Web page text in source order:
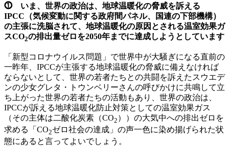
⓵ いま、世界の政治は、地球温暖化の脅威を訴える
IPCC（気候変動に関する政府間パネル、国連の下部機構）
の主張に洗脳されて、地球温暖化の原因とされる温室効果ガ
スCO2の排出量ゼロを2050年までに達成しようとしています
「新型コロナウイルス問題」で世界中が大騒ぎになる直前の
一昨年、IPCCが主張する地球温暖化の脅威に備えなければ
ならないとして、世界の若者たちとの共闘を訴えたスウエデ
ンの少女グレタ・トウンベリーさんの呼びかけに共鳴して立
ち上がった世界の若者たちの活動もあり、世界の政治は、
IPCCが訴える地球温暖化防止対策としての温室効果ガス
（その主体は二酸化炭素（CO2 ））の大気中への排出ゼロを
求める「CO2ゼロ社会の達成」の声一色に染め揚げられた状
態にあると言ってよいでしょう。